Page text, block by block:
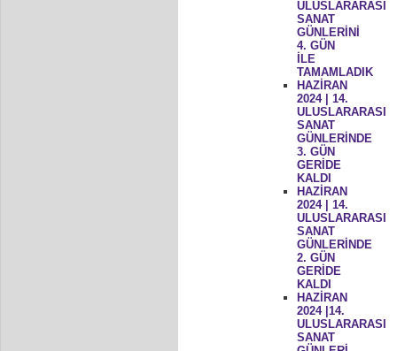
ULUSLARARASI
SANAT
GÜNLERİNİ
4. GÜN
İLE
TAMAMLADIK
HAZİRAN
2024 | 14.
ULUSLARARASI
SANAT
GÜNLERİNDE
3. GÜN
GERİDE
KALDI
HAZİRAN
2024 | 14.
ULUSLARARASI
SANAT
GÜNLERİNDE
2. GÜN
GERİDE
KALDI
HAZİRAN
2024 |14.
ULUSLARARASI
SANAT